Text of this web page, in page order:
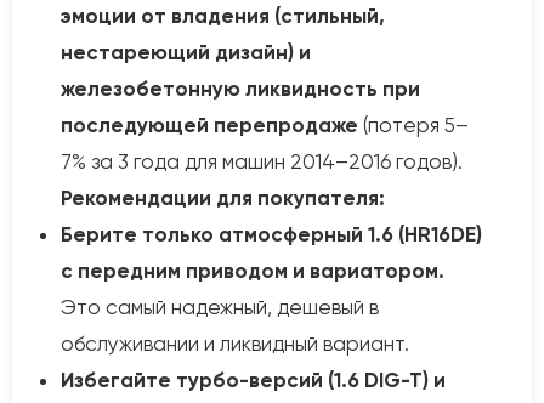
эмоции от владения (стильный,
нестареющий дизайн) и
железобетонную ликвидность при
последующей перепродаже (потеря 5–
7% за 3 года для машин 2014–2016 годов).
Рекомендации для покупателя:
Берите только атмосферный 1.6 (HR16DE)
с передним приводом и вариатором.
Это самый надежный, дешевый в
обслуживании и ликвидный вариант.
Избегайте турбо-версий (1.6 DIG-T) и